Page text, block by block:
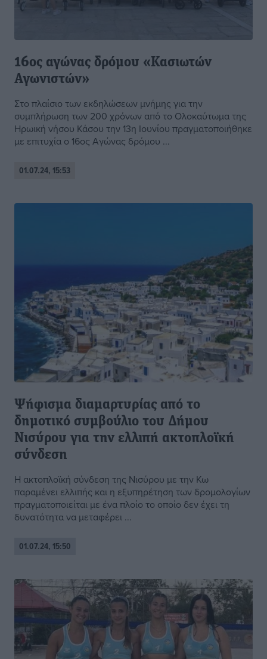
16ος αγώνας δρόμου «Κασιωτών
Αγωνιστών»
Στο πλαίσιο των εκδηλώσεων μνήμης για την
συμπλήρωση των 200 χρόνων από το Ολοκαύτωμα της
Ηρωική νήσου Κάσου την 13η Ιουνίου πραγματοποιήθηκε
με επιτυχία ο 16ος Αγώνας δρόμου ...
01.07.24, 15:53
Ψήφισμα διαμαρτυρίας από το
δημοτικό συμβούλιο του Δήμου
Νισύρου για την ελλιπή ακτοπλοϊκή
σύνδεση
Η ακτοπλοϊκή σύνδεση της Νισύρου με την Κω
παραμένει ελλιπής και η εξυπηρέτηση των δρομολογίων
πραγματοποιείται με ένα πλοίο το οποίο δεν έχει τη
δυνατότητα να μεταφέρει ...
01.07.24, 15:50